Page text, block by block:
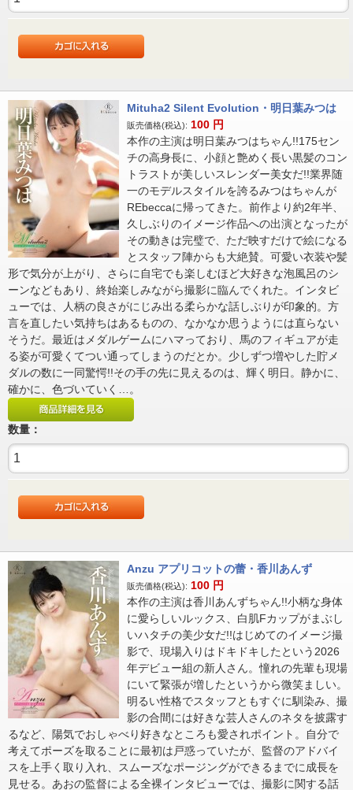
Mituha2 Silent Evolution・明日葉みつは
販売価格(税込): 100 円
本作の主演は明日葉みつはちゃん!!175セン
チの高身長に、小顔と艶めく長い黒髪のコン
トラストが美しいスレンダー美女だ!!業界随
一のモデルスタイルを誇るみつはちゃんが
REbeccaに帰ってきた。前作より約2年半、
久しぶりのイメージ作品への出演となったが
その動きは完璧で、ただ映すだけで絵になる
とスタッフ陣からも大絶賛。可愛い衣装や髪
形で気分が上がり、さらに自宅でも楽しむほど大好きな泡風呂のシ
ーンなどもあり、終始楽しみながら撮影に臨んでくれた。インタビ
ューでは、人柄の良さがにじみ出る柔らかな話しぶりが印象的。方
言を直したい気持ちはあるものの、なかなか思うようには直らない
そうだ。最近はメダルゲームにハマっており、馬のフィギュアが走
る姿が可愛くてつい通ってしまうのだとか。少しずつ増やした貯メ
ダルの数に一同驚愕!!その手の先に見えるのは、輝く明日。静かに、
確かに、色づいていく…。
数量：
Anzu アプリコットの蕾・香川あんず
販売価格(税込): 100 円
本作の主演は香川あんずちゃん!!小柄な身体
に愛らしいルックス、白肌Fカップがまぶし
いハタチの美少女だ!!はじめてのイメージ撮
影で、現場入りはドキドキしたという2026
年デビュー組の新人さん。憧れの先輩も現場
にいて緊張が増したというから微笑ましい。
明るい性格でスタッフともすぐに馴染み、撮
影の合間には好きな芸人さんのネタを披露す
るなど、陽気でおしゃべり好きなところも愛されポイント。自分で
考えてポーズを取ることに最初は戸惑っていたが、監督のアドバイ
スを上手く取り入れ、スムーズなポージングができるまでに成長を
見せる。あおの監督による全裸インタビューでは、撮影に関する話